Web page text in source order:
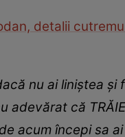
detalii
nu ai liniștea
adevărat că
acum începi sa